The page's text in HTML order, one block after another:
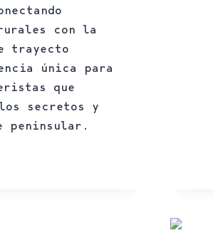
con la
trayecto
única para
que
secretos y
peninsular.